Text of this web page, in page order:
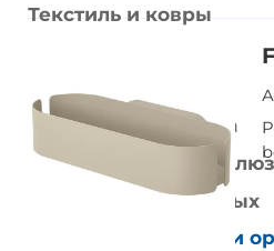
Текстиль и ковры
Горшки и растения
Кулинария и посуда
Шторы, шторы и
Товары для животных
Хранение мелочей и